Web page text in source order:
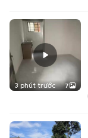
3 phút trước 7